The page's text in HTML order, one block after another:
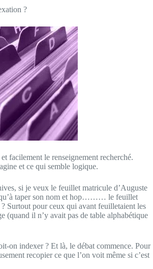
?
facilement le renseignement recherché.
et ce qui semble logique.
si je veux le feuillet matricule d’Auguste
qu’à taper son nom et hop……… le feuillet
Surtout pour ceux qui avant feuilletaient les
(quand il n’y avait pas de table alphabétique
on indexer ? Et là, le débat commence. Pour
recopier ce que l’on voit même si c’est